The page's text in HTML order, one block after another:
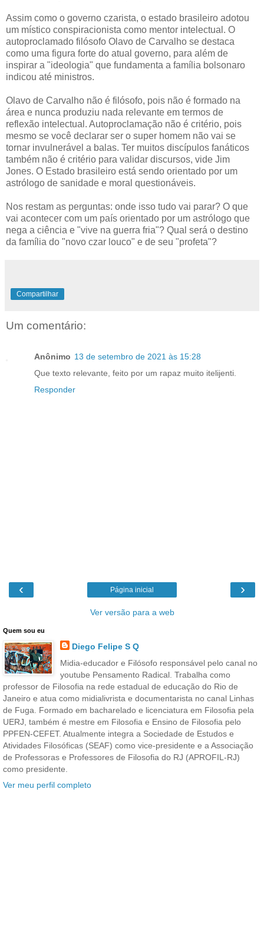
Assim como o governo czarista, o estado brasileiro adotou
um místico conspiracionista como mentor intelectual. O
autoproclamado filósofo Olavo de Carvalho se destaca
como uma figura forte do atual governo, para além de
inspirar a "ideologia" que fundamenta a família bolsonaro
indicou até ministros.
Olavo de Carvalho não é filósofo, pois não é formado na
área e nunca produziu nada relevante em termos de
reflexão intelectual. Autoproclamação não é critério, pois
mesmo se você declarar ser o super homem não vai se
tornar invulnerável a balas. Ter muitos discípulos fanáticos
também não é critério para validar discursos, vide Jim
Jones. O Estado brasileiro está sendo orientado por um
astrólogo de sanidade e moral questionáveis.
Nos restam as perguntas: onde isso tudo vai parar? O que
vai acontecer com um país orientado por um astrólogo que
nega a ciência e "vive na guerra fria"? Qual será o destino
da família do "novo czar louco" e de seu "profeta"?
Compartilhar
Um comentário:
Anônimo 13 de setembro de 2021 às 15:28
Que texto relevante, feito por um rapaz muito itelijenti.
Responder
‹ ›
Página inicial
Ver versão para a web
Quem sou eu
Diego Felipe S Q
Midia-educador e Filósofo responsável pelo canal no
youtube Pensamento Radical. Trabalha como
professor de Filosofia na rede estadual de educação do Rio de
Janeiro e atua como midialivrista e documentarista no canal Linhas
de Fuga. Formado em bacharelado e licenciatura em Filosofia pela
UERJ, também é mestre em Filosofia e Ensino de Filosofia pelo
PPFEN-CEFET. Atualmente integra a Sociedade de Estudos e
Atividades Filosóficas (SEAF) como vice-presidente e a Associação
de Professoras e Professores de Filosofia do RJ (APROFIL-RJ)
como presidente.
Ver meu perfil completo